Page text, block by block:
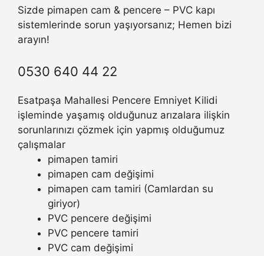
Sizde pimapen cam & pencere – PVC kapı
sistemlerinde sorun yaşıyorsanız; Hemen bizi
arayın!
0530 640 44 22
Esatpaşa Mahallesi Pencere Emniyet Kilidi
işleminde yaşamış olduğunuz arızalara ilişkin
sorunlarınızı çözmek için yapmış olduğumuz
çalışmalar
pimapen tamiri
pimapen cam değişimi
pimapen cam tamiri (Camlardan su
giriyor)
PVC pencere değişimi
PVC pencere tamiri
PVC cam değişimi